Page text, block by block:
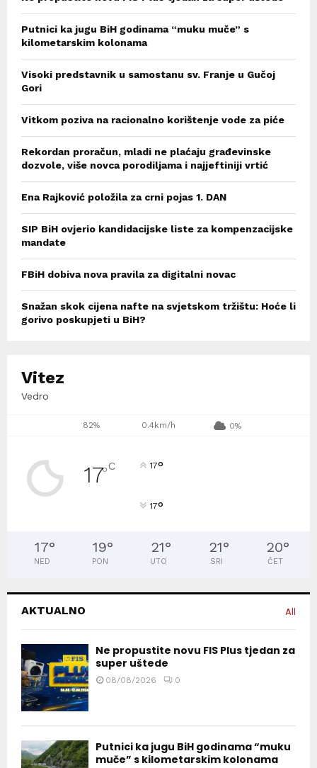
Putnici ka jugu BiH godinama “muku muče” s
kilometarskim kolonama
Visoki predstavnik u samostanu sv. Franje u Gučoj
Gori
Vitkom poziva na racionalno korištenje vode za piće
Rekordan proračun, mladi ne plaćaju građevinske
dozvole, više novca porodiljama i najjeftiniji vrtić
Ena Rajković položila za crni pojas 1. DAN
SIP BiH ovjerio kandidacijske liste za kompenzacijske
mandate
FBiH dobiva nova pravila za digitalni novac
Snažan skok cijena nafte na svjetskom tržištu: Hoće li
gorivo poskupjeti u BiH?
Vitez
Vedro
82% 0.4km/h 0%
17°C 17°
17°
17°
NED
19°
PON
21°
UTO
21°
SRI
20°
ČET
AKTUALNO All
Ne propustite novu FIS Plus tjedan za
super uštede
08/08/2026 0
Putnici ka jugu BiH godinama “muku
muče” s kilometarskim kolonama